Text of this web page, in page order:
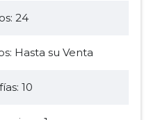
24
Hasta su Venta
10